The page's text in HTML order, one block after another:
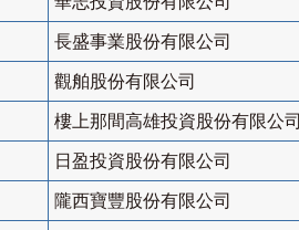
長盛事業股份有限公司
觀舶股份有限公司
樓上那間高雄投資股份有限公司
日盈投資股份有限公司
隴西寶豐股份有限公司